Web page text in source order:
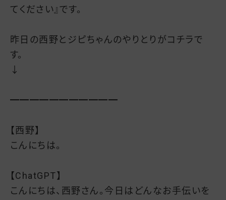
てください』です。
昨日の西野とジピちゃんのやりとりがコチラで
す。
↓
━━━━━━━━━━━
【西野】
こんにちは。
【ChatGPT】
こんにちは、西野さん。今日はどんなお手伝いを